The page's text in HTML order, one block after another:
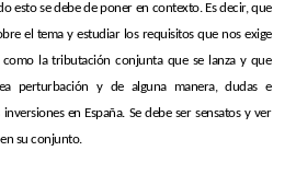
esto se debe de poner en contexto. Es decir, que
el tema y estudiar los requisitos que nos exige
como la tributación conjunta que se lanza y que
perturbación y de alguna manera, dudas e
en España. Se debe ser sensatos y ver
su conjunto.